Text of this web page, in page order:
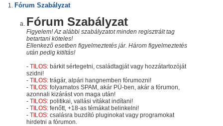
Fórum Szabályzat
Fórum Szabályzat
Figyelem! Az alábbi szabályzatot minden regisztrált tag
betartani köteles!
Ellenkező esetben figyelmeztetés jár. Három figyelmeztetés
után pedig kitiltás!
- TILOS: bárkit sértegetni, családtagját vagy hozzátartozóját
szidni!
- TILOS: trágár, alpári hangnemben fórumozni!
- TILOS: folyamatos SPAM, akár PÜ-ben, akár a fórumon,
azonnali kizárást von maga után!
- TILOS: politikai, vallási vitákat indítani!
- TILOS: fenőtt, +18-as témákat belinkelni!
- TILOS: csalásra buzdító pluginokat vagy programokat
hirdetni a fórumon.